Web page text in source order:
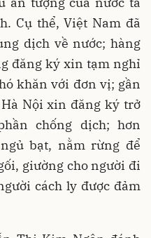
Cụ thể, Việt Nam đã
dịch về nước; hàng
đăng ký xin tạm nghỉ
khăn với đơn vị; gần
Nội xin đăng ký trở
chống dịch; hơn
bạt, nằm rừng để
giường cho người đi
cách ly được đảm